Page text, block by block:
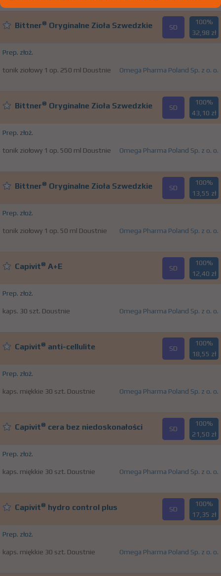
Bittner® Oryginalne Zioła Szwedzkie SD
100%
32,98 zł
Prep. złoż.
tonik ziołowy 1 op. 250 ml Doustnie Omega Pharma Poland Sp. z o. o.
Bittner® Oryginalne Zioła Szwedzkie SD
100%
43,10 zł
Prep. złoż.
tonik ziołowy 1 op. 500 ml Doustnie Omega Pharma Poland Sp. z o. o.
Bittner® Oryginalne Zioła Szwedzkie SD
100%
13,55 zł
Prep. złoż.
tonik ziołowy 1 op. 50 ml Doustnie Omega Pharma Poland Sp. z o. o.
Capivit® A+E SD
100%
12,40 zł
Prep. złoż.
kaps. 30 szt. Doustnie Omega Pharma Poland Sp. z o. o.
Capivit® anti-cellulite SD
100%
18,55 zł
Prep. złoż.
kaps. miękkie 30 szt. Doustnie Omega Pharma Poland Sp. z o. o.
Capivit® cera bez niedoskonałości SD
100%
21,50 zł
Prep. złoż.
kaps. miękkie 30 szt. Doustnie Omega Pharma Poland Sp. z o. o.
Capivit® hydro control plus SD
100%
17,35 zł
Prep. złoż.
kaps. miękkie 30 szt. Doustnie Omega Pharma Poland Sp. z o. o.